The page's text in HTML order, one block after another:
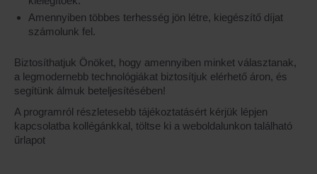
Amennyiben többes terhesség jön létre, kiegészítő díjat
számolunk fel.
Biztosíthatjuk Önöket, hogy amennyiben minket választanak,
a legmodernebb technológiákat biztosítjuk elérhető áron, és
segítünk álmuk beteljesítésében!
A programról részletesebb tájékoztatásért kérjük lépjen
kapcsolatba kollégánkkal, töltse ki a weboldalunkon található
űrlapot